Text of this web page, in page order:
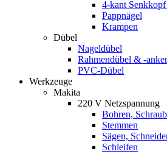
4-kant
Pappnägel
Krampen
Dübel
Nageldübel
Rahmendübel & -anker
PVC-Dübel
Werkzeuge
Makita
220 V Netzspannung
Bohren,
Stemmen
Sägen,
Schleifen